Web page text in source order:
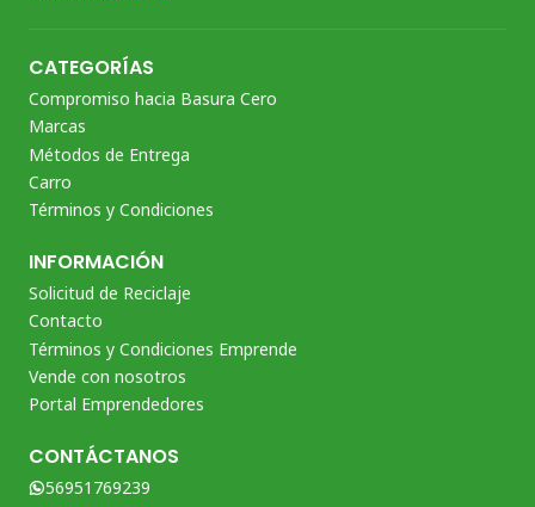
CATEGORÍAS
Compromiso hacia Basura Cero
Marcas
Métodos de Entrega
Carro
Términos y Condiciones
INFORMACIÓN
Solicitud de Reciclaje
Contacto
Términos y Condiciones Emprende
Vende con nosotros
Portal Emprendedores
CONTÁCTANOS
56951769239